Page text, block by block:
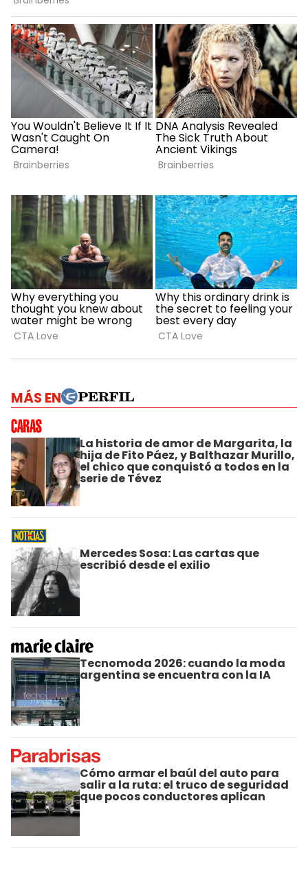
MÁS EN
La historia de amor de Margarita, la
hija de Fito Páez, y Balthazar Murillo,
el chico que conquistó a todos en la
serie de Tévez
Mercedes Sosa: Las cartas que
escribió desde el exilio
Tecnomoda 2026: cuando la moda
argentina se encuentra con la IA
Cómo armar el baúl del auto para
salir a la ruta: el truco de seguridad
que pocos conductores aplican